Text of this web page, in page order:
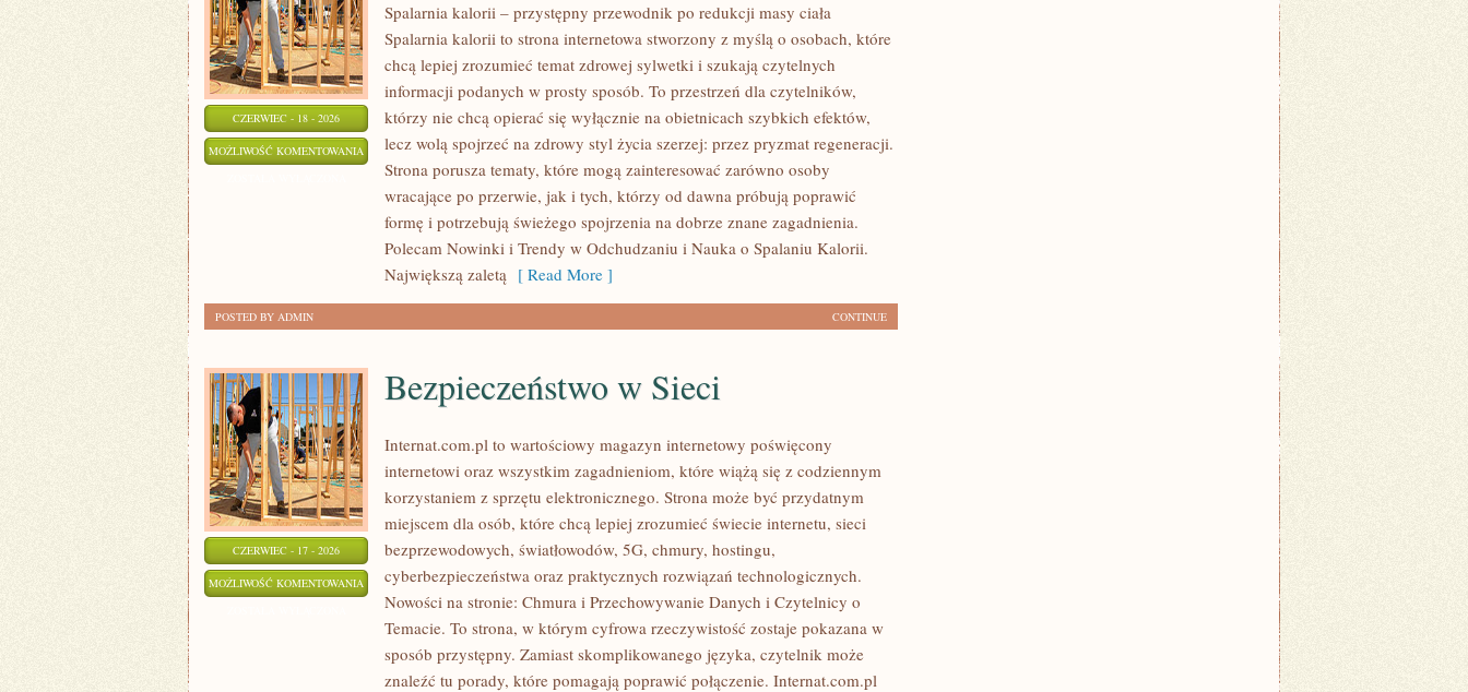
CZERWIEC - 18 - 2026
MOŻLIWOŚĆ KOMENTOWANIA HISTORIE
SUKCESU
Spalarnia kalorii – przystępny przewodnik po redukcji masy ciała
Spalarnia kalorii to strona internetowa stworzony z myślą o osobach, które
chcą lepiej zrozumieć temat zdrowej sylwetki i szukają czytelnych
informacji podanych w prosty sposób. To przestrzeń dla czytelników,
którzy nie chcą opierać się wyłącznie na obietnicach szybkich efektów,
lecz wolą spojrzeć na zdrowy styl życia szerzej: przez pryzmat regeneracji.
Strona porusza tematy, które mogą zainteresować zarówno osoby
wracające po przerwie, jak i tych, którzy od dawna próbują poprawić
formę i potrzebują świeżego spojrzenia na dobrze znane zagadnienia.
Polecam Nowinki i Trendy w Odchudzaniu i Nauka o Spalaniu Kalorii.
Największą zaletą [ Read More ]
CONTINUE
POSTED BY ADMIN
CZERWIEC - 17 - 2026
MOŻLIWOŚĆ KOMENTOWANIA BEZPIECZEŃSTWO
SIECI
Bezpieczeństwo w Sieci
Internat.com.pl to wartościowy magazyn internetowy poświęcony
internetowi oraz wszystkim zagadnieniom, które wiążą się z codziennym
korzystaniem z sprzętu elektronicznego. Strona może być przydatnym
miejscem dla osób, które chcą lepiej zrozumieć świecie internetu, sieci
bezprzewodowych, światłowodów, 5G, chmury, hostingu,
cyberbezpieczeństwa oraz praktycznych rozwiązań technologicznych.
Nowości na stronie: Chmura i Przechowywanie Danych i Czytelnicy o
Temacie. To strona, w którym cyfrowa rzeczywistość zostaje pokazana w
sposób przystępny. Zamiast skomplikowanego języka, czytelnik może
znaleźć tu porady, które pomagają poprawić połączenie. Internat.com.pl